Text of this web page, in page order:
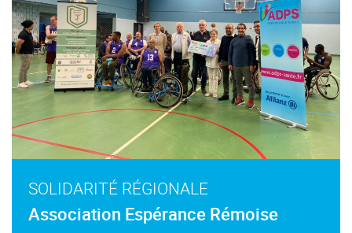
SOLIDARITÉ RÉGIONALE
Association Espérance Rémoise